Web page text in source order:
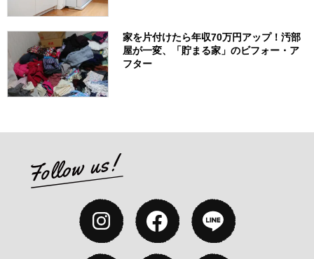
家を片付けたら年収70万円アップ！汚部
屋が一変、「貯まる家」のビフォー・ア
フター